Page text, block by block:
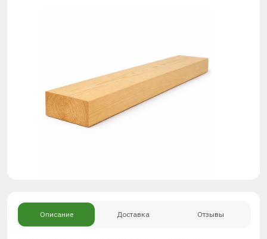
Описание Доставка Отзывы